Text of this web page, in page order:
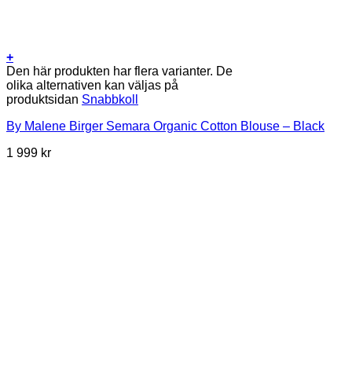
+
Den här produkten har flera varianter. De
olika alternativen kan väljas på
produktsidan Snabbkoll
By Malene Birger Semara Organic Cotton Blouse – Black
1 999 kr